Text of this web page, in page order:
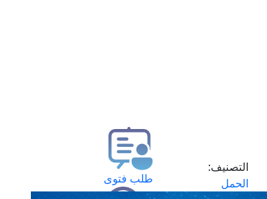
التصنيف:
الحمل
طلب فتوى